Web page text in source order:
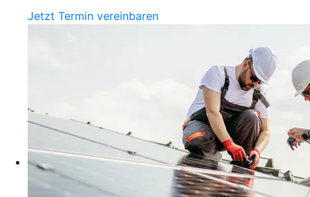
Jetzt Termin vereinbaren